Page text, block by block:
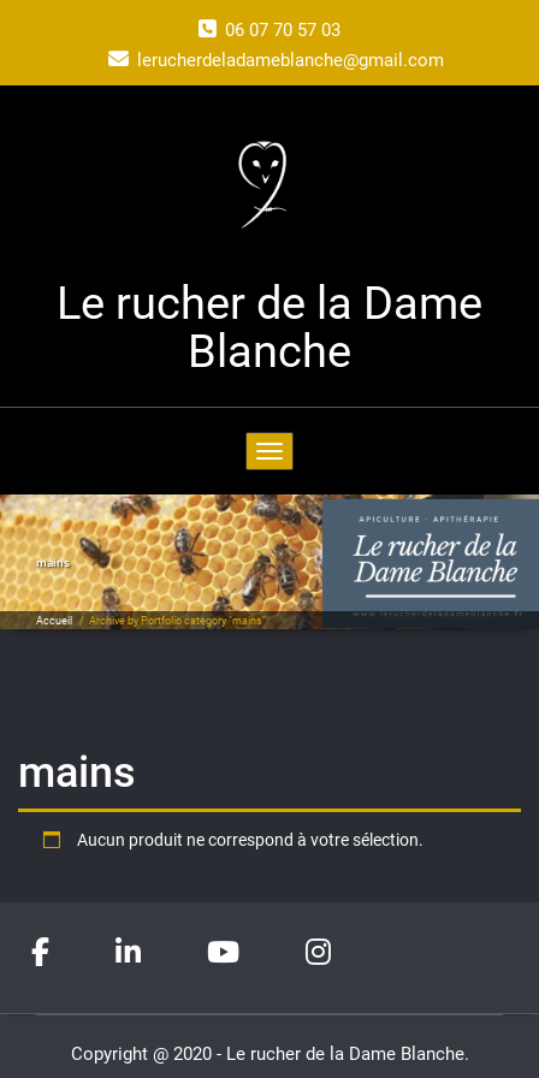
06 07 70 57 03
lerucherdeladameblanche@gmail.com
Le rucher de la Dame
Blanche
Toggle navigation
mains
Accueil / Archive by Portfolio category "mains"
mains
Aucun produit ne correspond à votre sélection.
Copyright @ 2020 - Le rucher de la Dame Blanche.